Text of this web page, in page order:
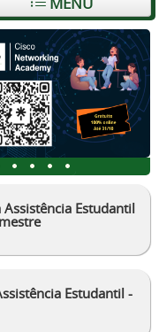
Estudantil
Estudantil -